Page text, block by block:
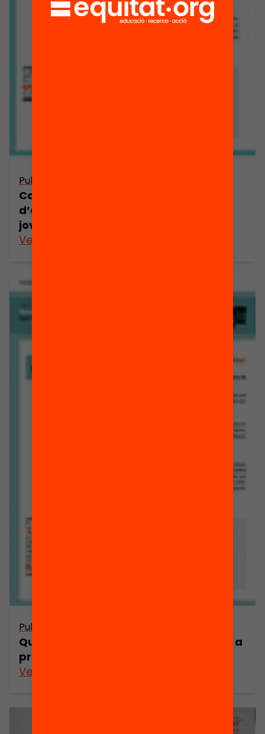
Publicació
Com podem millorar les oportunitats
d’aprenentatge dels nostres infants i
joves?
Veure’n més
Publicació
Quina reflexió pedagògica podem fer a
propòsit dels resultats de PISA?
Veure’n més